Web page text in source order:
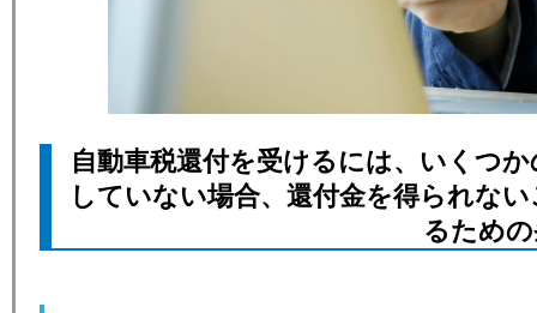
自動車税還付を受けるには、いくつ
していない場合、還付金を得られな
るため